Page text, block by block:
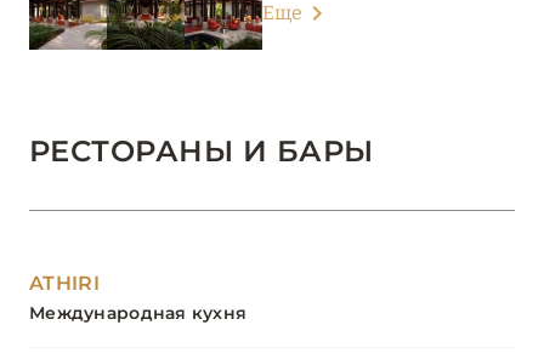
Еще
РЕСТОРАНЫ И БАРЫ
ATHIRI
Международная кухня